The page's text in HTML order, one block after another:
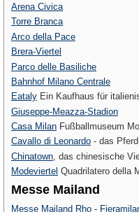
Arena Civica
Torre Branca
Arco della Pace
Brera-Viertel
Parco delle Basiliche
Bahnhof Milano Centrale
Eataly Ein Kaufhaus für
Giuseppe-Meazza-Stadion
Casa Milan Fußballmuseum
Cavallo di Leonardo - das
Chinatown , das chinesische
Modeviertel Quadrilatero della
Messe Mailand
Messe Mailand Rho -